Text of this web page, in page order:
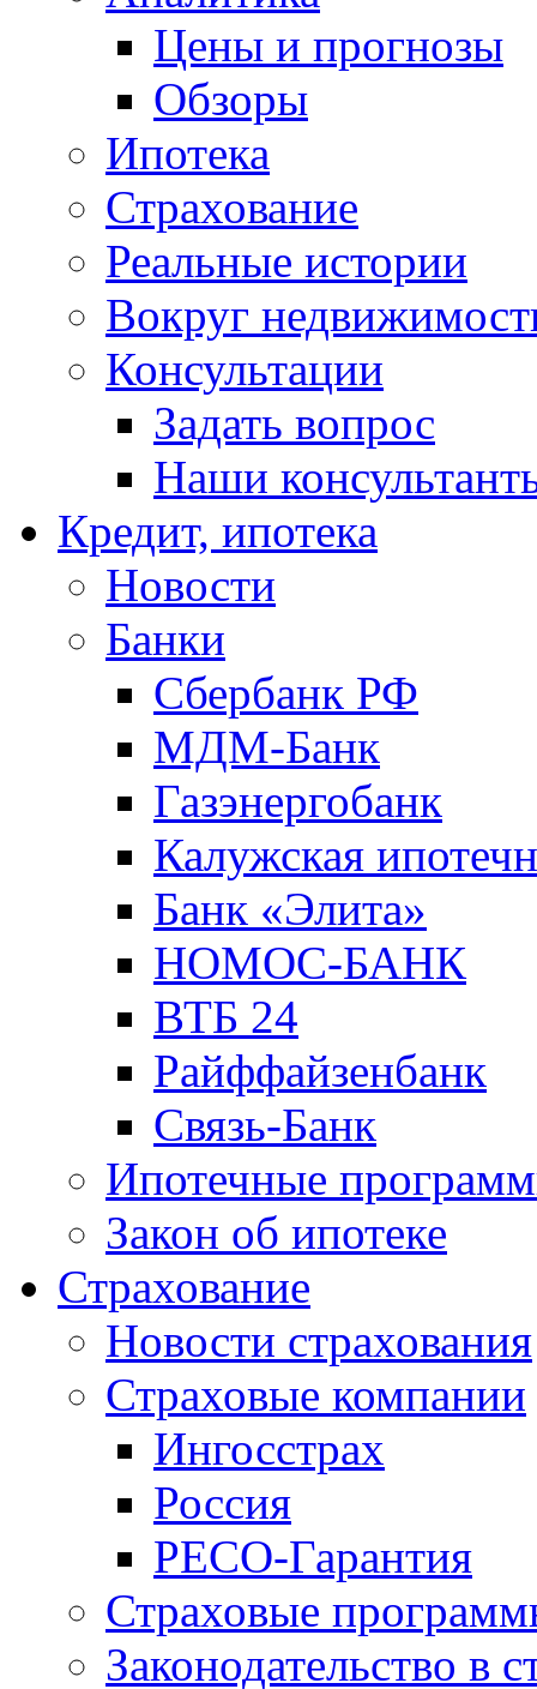
Цены и прогнозы
Обзоры
Ипотека
Страхование
Реальные истории
Вокруг
Консультации
Задать вопрос
Наши
Кредит, ипотека
Новости
Банки
Сбербанк РФ
МДМ-Банк
Газэнергобанк
Калужская
Банк «Элита»
НОМОС-БАНК
ВТБ 24
Райффайзенбанк
Связь-Банк
Ипотечные
Закон об ипотеке
Страхование
Новости страхования
Страховые компании
Ингосстрах
Россия
РЕСО-Гарантия
Страховые
Законодательство в